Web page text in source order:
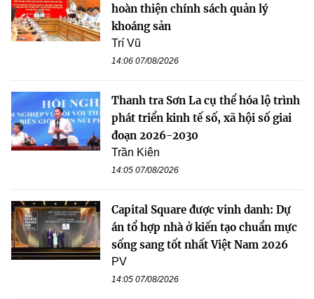
hoàn thiện chính sách quản lý
khoáng sản
Trí Vũ
14:06 07/08/2026
Thanh tra Sơn La cụ thể hóa lộ trình
phát triển kinh tế số, xã hội số giai
đoạn 2026-2030
Trần Kiên
14:05 07/08/2026
Capital Square được vinh danh: Dự
án tổ hợp nhà ở kiến tạo chuẩn mực
sống sang tốt nhất Việt Nam 2026
PV
14:05 07/08/2026